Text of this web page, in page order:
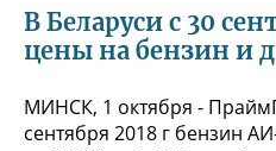
В Беларуси с 30
цены на бензин и
МИНСК, 1 октября -
сентября 2018 г бензин